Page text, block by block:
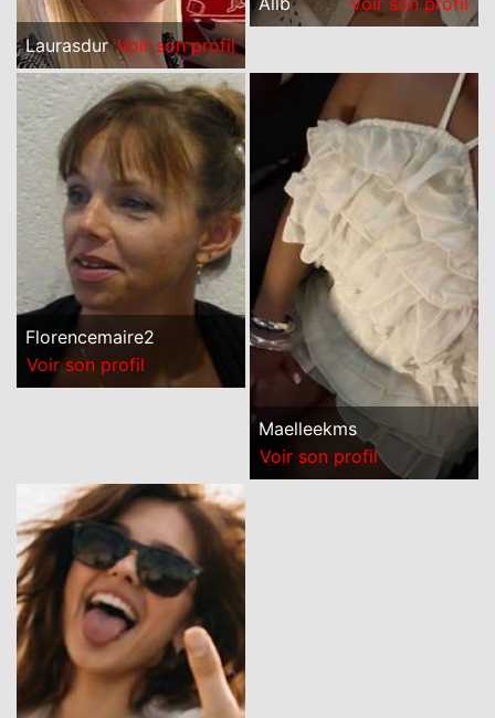
Laurasdur Voir son profil
Florencemaire2
Voir son profil
Maelleekms
Voir son profil